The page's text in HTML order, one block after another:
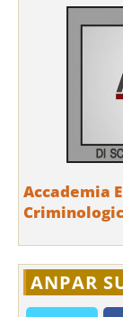
Accademia
ANPAR